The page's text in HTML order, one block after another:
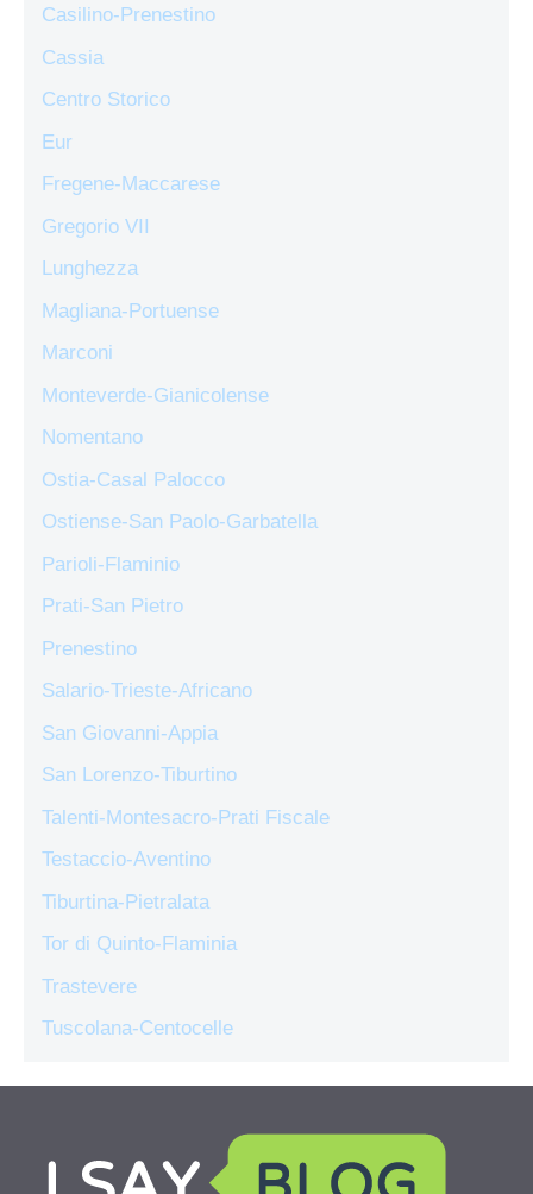
Casilino-Prenestino
Cassia
Centro Storico
Eur
Fregene-Maccarese
Gregorio VII
Lunghezza
Magliana-Portuense
Marconi
Monteverde-Gianicolense
Nomentano
Ostia-Casal Palocco
Ostiense-San Paolo-Garbatella
Parioli-Flaminio
Prati-San Pietro
Prenestino
Salario-Trieste-Africano
San Giovanni-Appia
San Lorenzo-Tiburtino
Talenti-Montesacro-Prati Fiscale
Testaccio-Aventino
Tiburtina-Pietralata
Tor di Quinto-Flaminia
Trastevere
Tuscolana-Centocelle